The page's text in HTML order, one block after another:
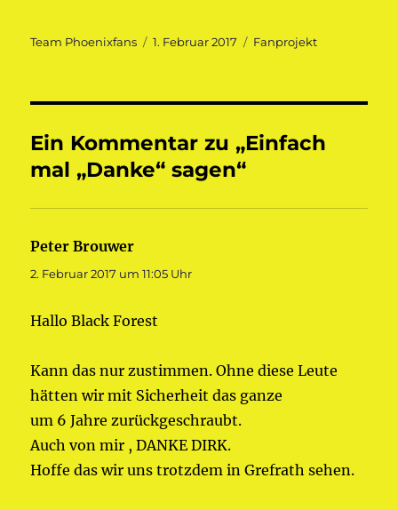
Autor
Team Phoenixfans
Veröffentlicht
1. Februar 2017 Kategorien
Fanprojekt
Ein Kommentar zu „Einfach
mal „Danke“ sagen“
Peter Brouwer
2. Februar 2017 um 11:05 Uhr
Hallo Black Forest
Kann das nur zustimmen. Ohne diese Leute
hätten wir mit Sicherheit das ganze
um 6 Jahre zurückgeschraubt.
Auch von mir , DANKE DIRK.
Hoffe das wir uns trotzdem in Grefrath sehen.